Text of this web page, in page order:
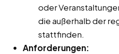
oder
die außerhalb der
stattfinden.
Anforderungen: